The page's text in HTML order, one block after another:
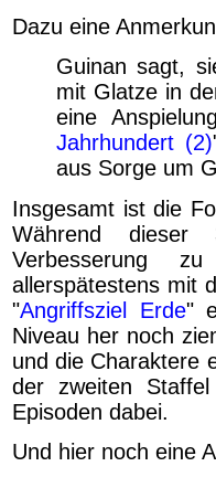
Dazu eine
Guinan sagt,
mit Glatze in
eine
Jahrhundert (2)
aus Sorge um
Insgesamt ist die
Während dieser
Verbesserung
allerspätestens mit
"Angriffsziel Erde"
Niveau her noch
und die Charaktere
der zweiten
Episoden dabei.
Und hier noch eine